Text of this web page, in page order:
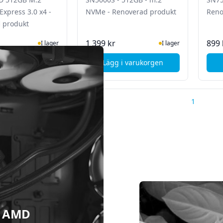
3.0 x4 -
produkt
I lager
varukorgen
, Lexar NM620 SSD 512GB M.2 NVMe PCI Express 3.0 x4 -
NVMe - Renoverad produkt
1 399 kr I lager
Lägg i varukorgen
, Western Digital
899
1